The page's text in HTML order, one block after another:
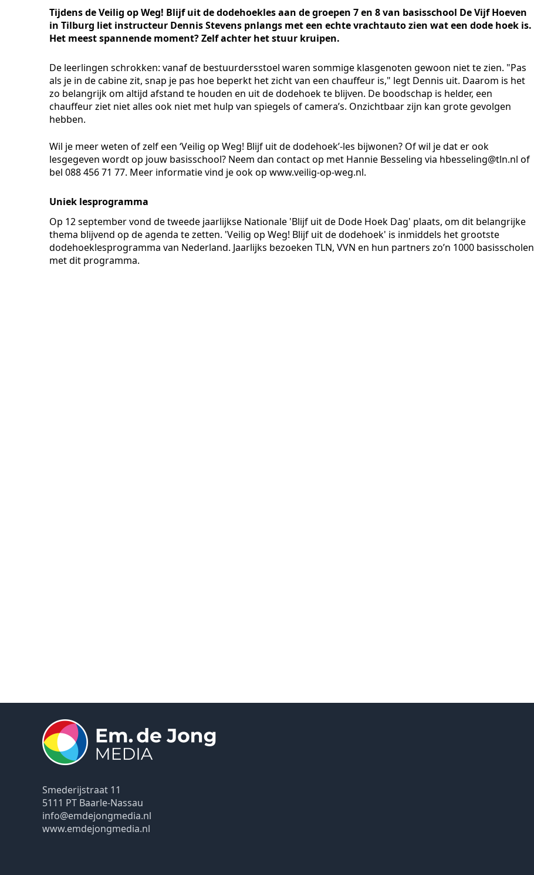
Tijdens de Veilig op Weg! Blijf uit de dodehoekles aan de groepen 7 en 8 van basisschool De Vijf Hoeven
in Tilburg liet instructeur Dennis Stevens pnlangs met een echte vrachtauto zien wat een dode hoek is.
Het meest spannende moment? Zelf achter het stuur kruipen.
De leerlingen schrokken: vanaf de bestuurdersstoel waren sommige klasgenoten gewoon niet te zien. "Pas
als je in de cabine zit, snap je pas hoe beperkt het zicht van een chauffeur is," legt Dennis uit. Daarom is het
zo belangrijk om altijd afstand te houden en uit de dodehoek te blijven. De boodschap is helder, een
chauffeur ziet niet alles ook niet met hulp van spiegels of camera’s. Onzichtbaar zijn kan grote gevolgen
hebben.
Wil je meer weten of zelf een ‘Veilig op Weg! Blijf uit de dodehoek’-les bijwonen? Of wil je dat er ook
lesgegeven wordt op jouw basisschool? Neem dan contact op met Hannie Besseling via hbesseling@tln.nl of
bel 088 456 71 77. Meer informatie vind je ook op www.veilig-op-weg.nl.
Uniek lesprogramma
Op 12 september vond de tweede jaarlijkse Nationale 'Blijf uit de Dode Hoek Dag' plaats, om dit belangrijke
thema blijvend op de agenda te zetten. 'Veilig op Weg! Blijf uit de dodehoek' is inmiddels het grootste
dodehoeklesprogramma van Nederland. Jaarlijks bezoeken TLN, VVN en hun partners zo’n 1000 basisscholen
met dit programma.
Smederijstraat 11
5111 PT Baarle-Nassau
info@emdejongmedia.nl
www.emdejongmedia.nl